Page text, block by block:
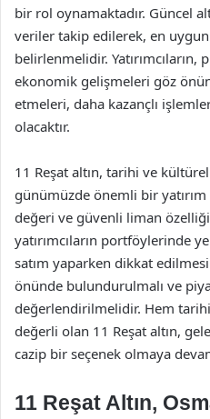
bir rol oynamaktadır. Güncel
veriler takip edilerek, en uygun
belirlenmelidir.
ekonomik gelişmeleri göz
etmeleri, daha kazançlı
olacaktır.
11 Reşat altın, tarihi ve
günümüzde önemli bir
değeri ve güvenli liman
yatırımcıların portföylerinde
satım yaparken dikkat
önünde bulundurulmalı ve
değerlendirilmelidir. Hem
değerli olan 11 Reşat altın,
cazip bir seçenek olmaya
11 Reşat Altın,